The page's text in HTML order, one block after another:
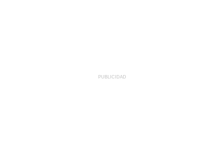
PUBLICIDAD